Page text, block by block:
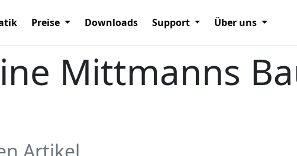
Preise Downloads Support Über uns
Mittmanns